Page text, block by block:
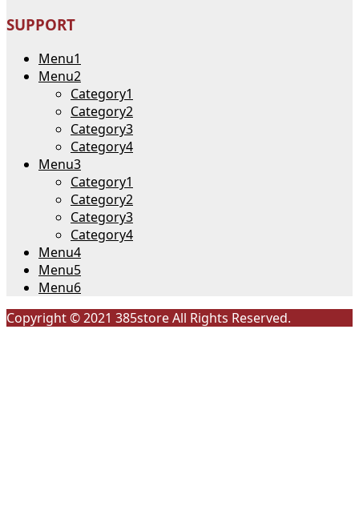
SUPPORT
Menu1
Menu2
Category1
Category2
Category3
Category4
Menu3
Category1
Category2
Category3
Category4
Menu4
Menu5
Menu6
Copyright © 2021 385store All Rights Reserved.